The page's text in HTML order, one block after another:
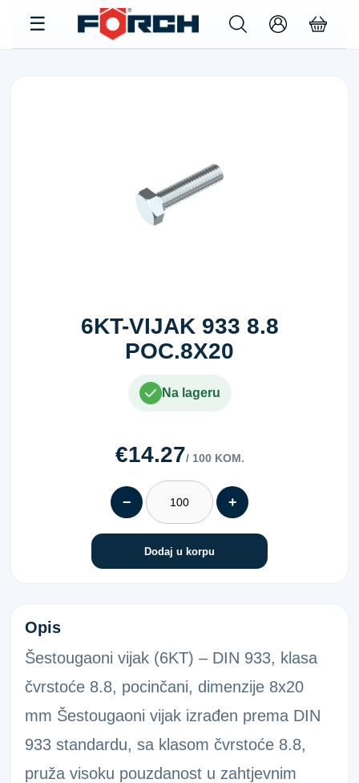
6KT-VIJAK 933 8.8
POC.8X20
Na lageru
€14.27/ 100 KOM.
− +
Dodaj u korpu
6KT-VIJAK 933 8.8 POC.8X20
Opis
Šestougaoni vijak (6KT) – DIN 933, klasa
čvrstoće 8.8, pocinčani, dimenzije 8x20
mm Šestougaoni vijak izrađen prema DIN
933 standardu, sa klasom čvrstoće 8.8,
pruža visoku pouzdanost u zahtjevnim